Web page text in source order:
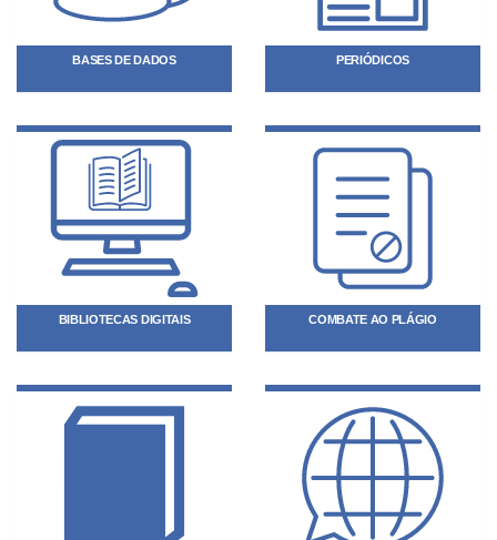
BASES DE DADOS PERIÓDICOS
BIBLIOTECAS DIGITAIS COMBATE AO PLÁGIO